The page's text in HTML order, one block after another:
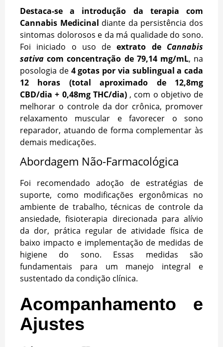
Destaca-se a introdução da terapia com
Cannabis Medicinal diante da persistência dos
sintomas dolorosos e da má qualidade do sono.
Foi iniciado o uso deextrato de Cannabis
sativa com concentração de 79,14 mg/mL, na
posologia de 4 gotas por via sublingual a cada
12 horas (total aproximado de 12,8mg
CBD/dia + 0,48mg THC/dia) , com o objetivo de
melhorar o controle da dor crônica, promover
relaxamento muscular e favorecer o sono
reparador, atuando de forma complementar às
demais medicações.
Abordagem Não-Farmacológica
Foi recomendado adoção de estratégias de
suporte, como modificações ergonômicas no
ambiente de trabalho, técnicas de controle da
ansiedade, fisioterapia direcionada para alívio
da dor, prática regular de atividade física de
baixo impacto e implementação de medidas de
higiene do sono. Essas medidas são
fundamentais para um manejo integral e
sustentado da condição clínica.
Acompanhamento e
Ajustes